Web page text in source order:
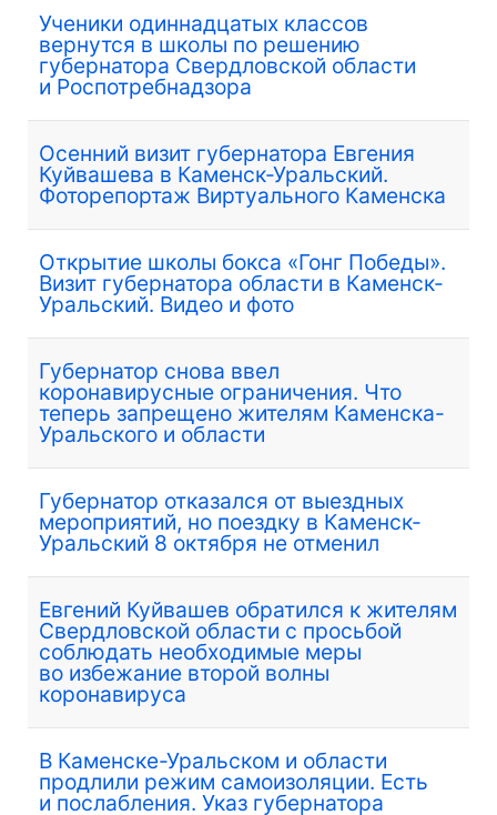
Ученики одиннадцатых классов
вернутся в школы по решению
губернатора Свердловской области
и Роспотребнадзора
Осенний визит губернатора Евгения
Куйвашева в Каменск-Уральский.
Фоторепортаж Виртуального Каменска
Открытие школы бокса «Гонг Победы».
Визит губернатора области в Каменск-
Уральский. Видео и фото
Губернатор снова ввел
коронавирусные ограничения. Что
теперь запрещено жителям Каменска-
Уральского и области
Губернатор отказался от выездных
мероприятий, но поездку в Каменск-
Уральский 8 октября не отменил
Евгений Куйвашев обратился к жителям
Свердловской области с просьбой
соблюдать необходимые меры
во избежание второй волны
коронавируса
В Каменске-Уральском и области
продлили режим самоизоляции. Есть
и послабления. Указ губернатора